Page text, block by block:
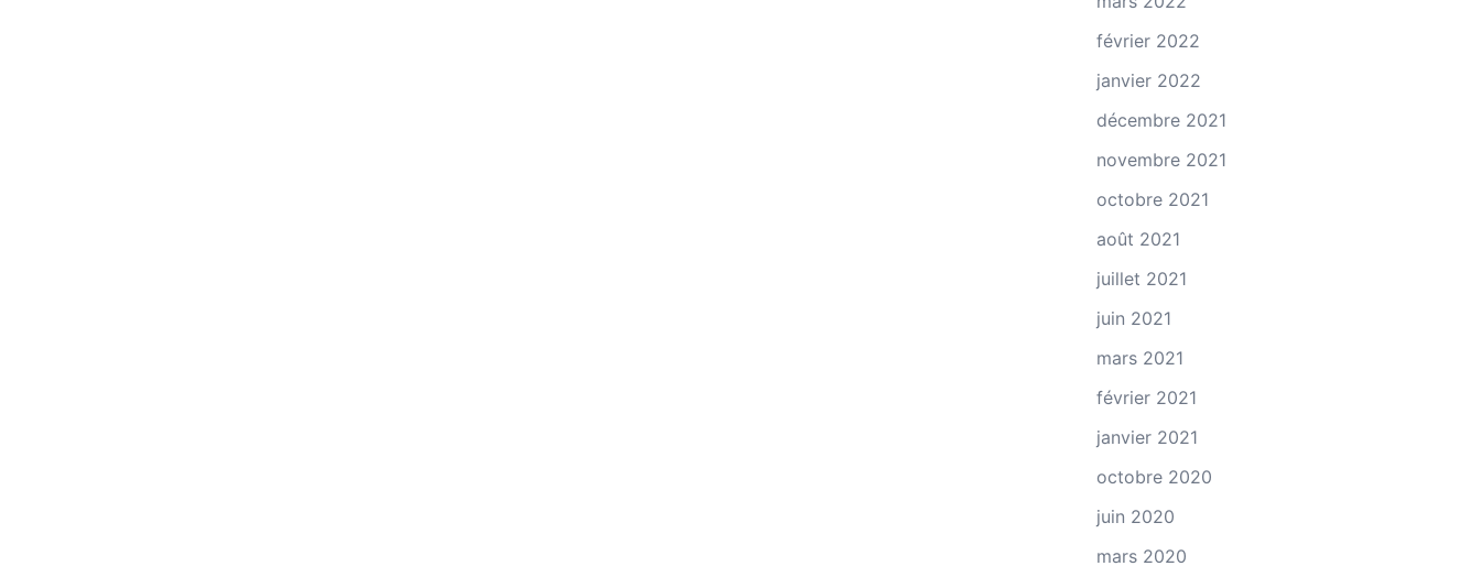
février 2022
janvier 2022
décembre 2021
novembre 2021
octobre 2021
août 2021
juillet 2021
juin 2021
mars 2021
février 2021
janvier 2021
octobre 2020
juin 2020
mars 2020